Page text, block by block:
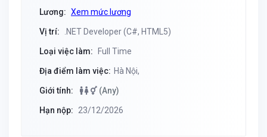
Lương: Xem mức lương
Vị trí: .NET Developer (C#, HTML5)
Loại việc làm: Full Time
Địa điểm làm việc: Hà Nội,
Giới tính: (Any)
Hạn nộp: 23/12/2026